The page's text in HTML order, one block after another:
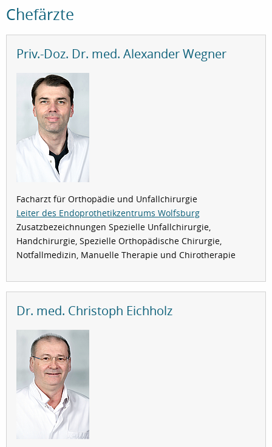
Chefärzte
Priv.-Doz. Dr. med. Alexander Wegner
Facharzt für Orthopädie und Unfallchirurgie
Leiter des Endoprothetikzentrums Wolfsburg
Zusatzbezeichnungen Spezielle Unfallchirurgie,
Handchirurgie, Spezielle Orthopädische Chirurgie,
Notfallmedizin, Manuelle Therapie und Chirotherapie
Dr. med. Christoph Eichholz